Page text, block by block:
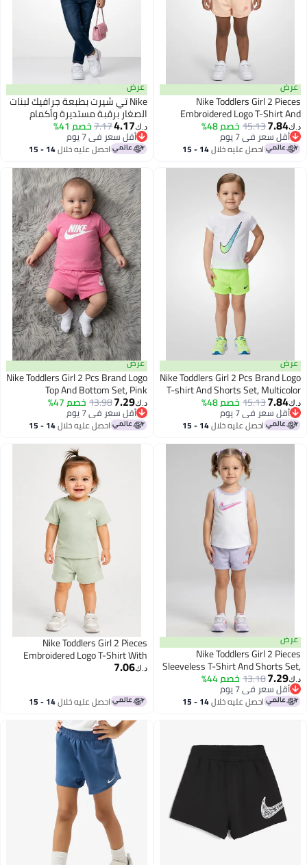
عرض
Nike Toddlers Girl 2 Pieces
Embroidered Logo T-Shirt And
Shorts Set, Peach
د.ك‏7.84
15.13خصم 48%
أقل سعر في 7 يوم
أقل سعر في 7 يوماحصل عليه خلال 14 - 15
عرض
Nike تي شيرت بطبعة جرافيك لبنات
الصغار برقبة مستديرة وأكمام
قصيرة، وردي
د.ك‏4.17
7.17خصم 41%
أقل سعر في 7 يوم
أقل سعر في 7 يوماحصل عليه خلال 14 - 15
عرض
Nike Toddlers Girl 2 Pcs Brand Logo
T-shirt And Shorts Set, Multicolor
د.ك‏7.84
15.13خصم 48%
أقل سعر في 7 يوم
أقل سعر في 7 يوماحصل عليه خلال 14 - 15
عرض
Nike Toddlers Girl 2 Pcs Brand Logo
Top And Bottom Set, Pink
د.ك‏7.29
13.98خصم 47%
أقل سعر في 7 يوم
أقل سعر في 7 يوماحصل عليه خلال 14 - 15
عرض
Nike Toddlers Girl 2 Pieces
Sleeveless T-Shirt And Shorts Set,
Multicolor
د.ك‏7.29
13.18خصم 44%
أقل سعر في 7 يوم
أقل سعر في 7 يوماحصل عليه خلال 14 - 15
Nike Toddlers Girl 2 Pieces
Embroidered Logo T-Shirt With
Shorts Set, Mint Green
د.ك‏7.06
احصل عليه خلال 14 - 15